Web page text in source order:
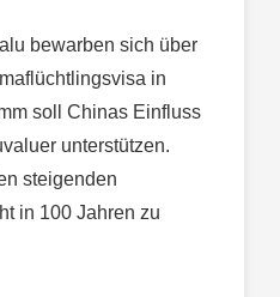
bewarben sich über
in
soll Chinas Einfluss
unterstützen.
steigenden
in 100 Jahren zu